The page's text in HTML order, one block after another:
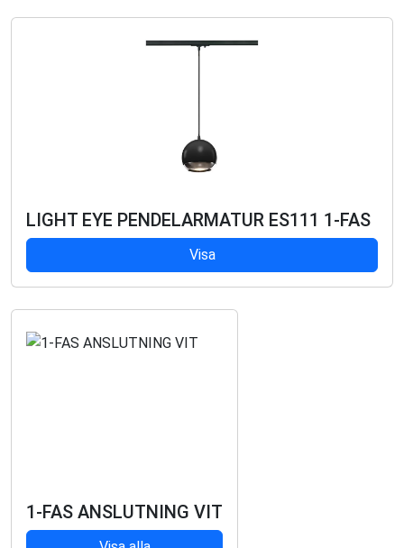
LIGHT EYE PENDELARMATUR ES111 1-FAS
Visa
1-FAS ANSLUTNING VIT